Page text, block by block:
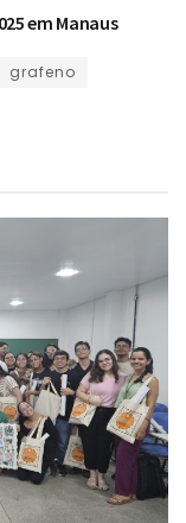
em Manaus
grafeno